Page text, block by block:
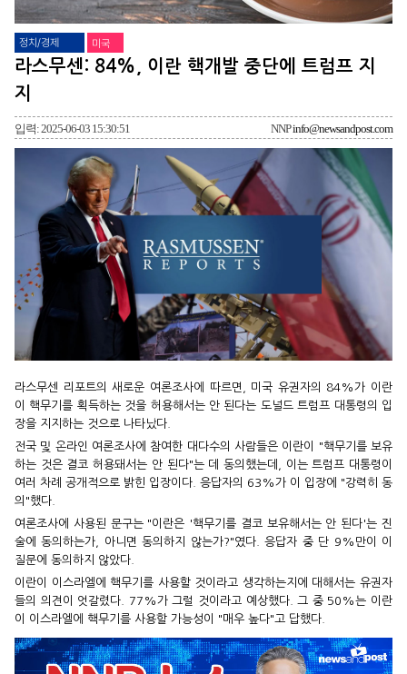
정치/경제 미국
라스무센: 84%, 이란 핵개발 중단에 트럼프 지
지
입력: 2025-06-03 15:30:51 NNPinfo@newsandpost.com
라스무센 리포트의 새로운 여론조사에 따르면, 미국 유권자의 84%가 이란
이 핵무기를 획득하는 것을 허용해서는 안 된다는 도널드 트럼프 대통령의 입
장을 지지하는 것으로 나타났다.
전국 및 온라인 여론조사에 참여한 대다수의 사람들은 이란이 "핵무기를 보유
하는 것은 결코 허용돼서는 안 된다"는 데 동의했는데, 이는 트럼프 대통령이
여러 차례 공개적으로 밝힌 입장이다. 응답자의 63%가 이 입장에 "강력히 동
의"했다.
여론조사에 사용된 문구는 "이란은 '핵무기를 결코 보유해서는 안 된다'는 진
술에 동의하는가, 아니면 동의하지 않는가?"였다. 응답자 중 단 9%만이 이
질문에 동의하지 않았다.
이란이 이스라엘에 핵무기를 사용할 것이라고 생각하는지에 대해서는 유권자
들의 의견이 엇갈렸다. 77%가 그럴 것이라고 예상했다. 그 중 50%는 이란
이 이스라엘에 핵무기를 사용할 가능성이 "매우 높다"고 답했다.